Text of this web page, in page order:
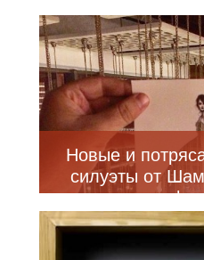
Новые и
силуэты от